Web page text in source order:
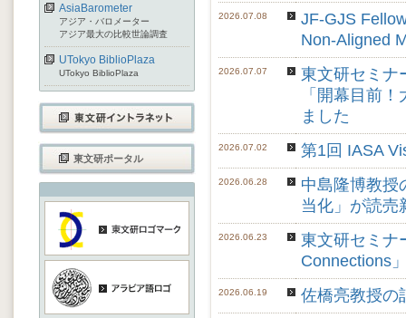
AsiaBarometer
アジア・バロメーター
アジア最大の比較世論調査
UTokyo BiblioPlaza
UTokyo BiblioPlaza
東文研ポータル
2026.07.08
JF-GJS
Non-Aligned
2026.07.07
東文研セミナ
「開幕目前
ました
2026.07.02 第1回 IASA
2026.06.28
中島隆博教
当化」が読売
2026.06.23
東文研セミナ
Connections
2026.06.19 佐橋亮教授の